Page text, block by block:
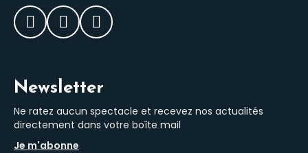
Facebook
InstagramLinkedIn
Newsletter
Ne ratez aucun spectacle et recevez nos actualités
directement dans votre boîte mail
Je m'abonne